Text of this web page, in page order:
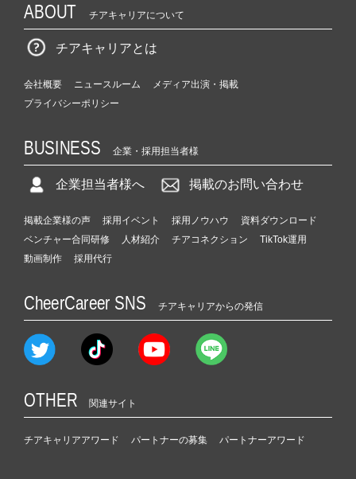
ABOUT チアキャリアについて
チアキャリアとは
会社概要 ニュースルーム
メディア出演・掲載
プライバシーポリシー
BUSINESS 企業・採用担当者様
企業担当者様へ 掲載のお問い合わせ
掲載企業様の声 採用イベント 採用ノウハウ
資料ダウンロード
ベンチャー合同研修
人材紹介 チアコネクション
TikTok運用
動画制作
採用代行
CheerCareer SNS チアキャリアからの発信
OTHER 関連サイト
チアキャリアアワード パートナーの募集 パートナーアワード